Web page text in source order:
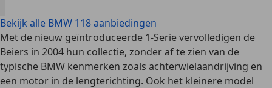
Bekijk alle BMW 118 aanbiedingen
Met de nieuw geïntroduceerde 1-Serie vervolledigen de
Beiers in 2004 hun collectie, zonder af te zien van de
typische BMW kenmerken zoals achterwielaandrijving en
een motor in de lengterichting. Ook het kleinere model